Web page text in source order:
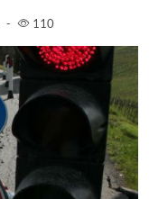
- 110